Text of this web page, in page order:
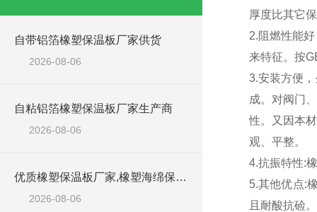
自带铝箔橡塑保温板厂家供货
2026-08-06
自粘铝箔橡塑保温板厂家生产商
2026-08-06
优质橡塑保温板厂家,橡塑海绵保温材料供货商
2026-08-06
厚度比其它
2.阻燃性能
来特征。按
3.安装方便
成。对阀门
性。又因本
观、平整。
4.抗振特性:
5.其他优点:
且耐酸抗硷